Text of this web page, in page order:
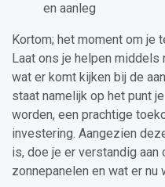
en aanleg
Kortom; het moment om je
Laat ons je helpen
wat er komt kijken bij de
staat namelijk op het punt
worden, een prachtige
investering. Aangezien
is, doe je er verstandig aan
zonnepanelen en wat er nu